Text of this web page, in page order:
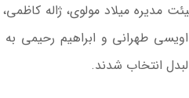
مدیره میلاد مولوی، ژاله
طهرانی و ابراهیم رحیمی به
انتخاب شدند.